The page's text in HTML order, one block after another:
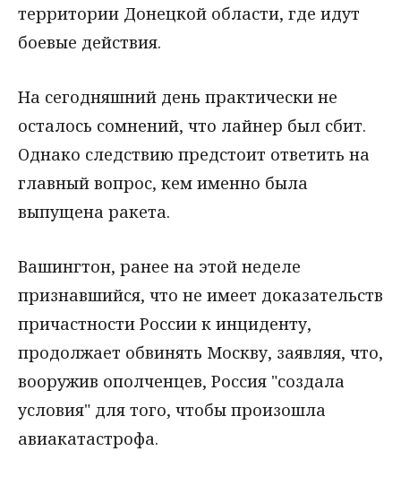
территории Донецкой области, где идут
боевые действия.
На сегодняшний день практически не
осталось сомнений, что лайнер был сбит.
Однако следствию предстоит ответить на
главный вопрос, кем именно была
выпущена ракета.
Вашингтон, ранее на этой неделе
признавшийся, что не имеет доказательств
причастности России к инциденту,
продолжает обвинять Москву, заявляя, что,
вооружив ополченцев, Россия "создала
условия" для того, чтобы произошла
авиакатастрофа.